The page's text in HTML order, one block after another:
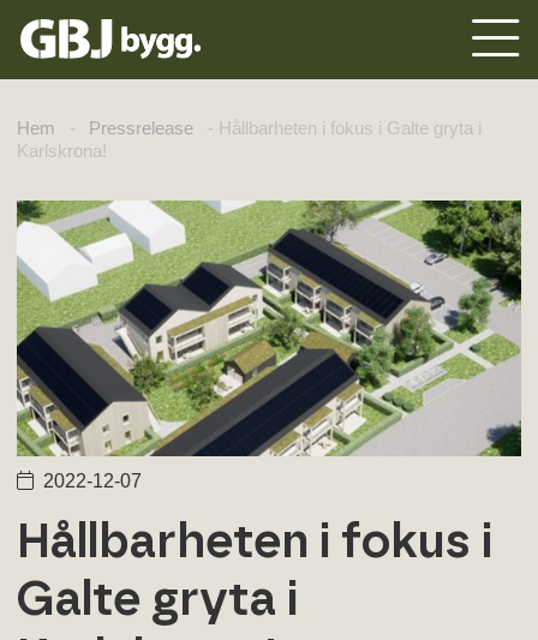
Hem - Pressrelease - Hållbarheten i fokus i Galte gryta i
Karlskrona!
2022-12-07
Hållbarheten i fokus i
Galte gryta i